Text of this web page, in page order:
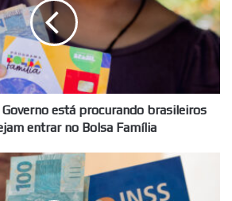
Governo está procurando brasileiros
entrar no Bolsa Família